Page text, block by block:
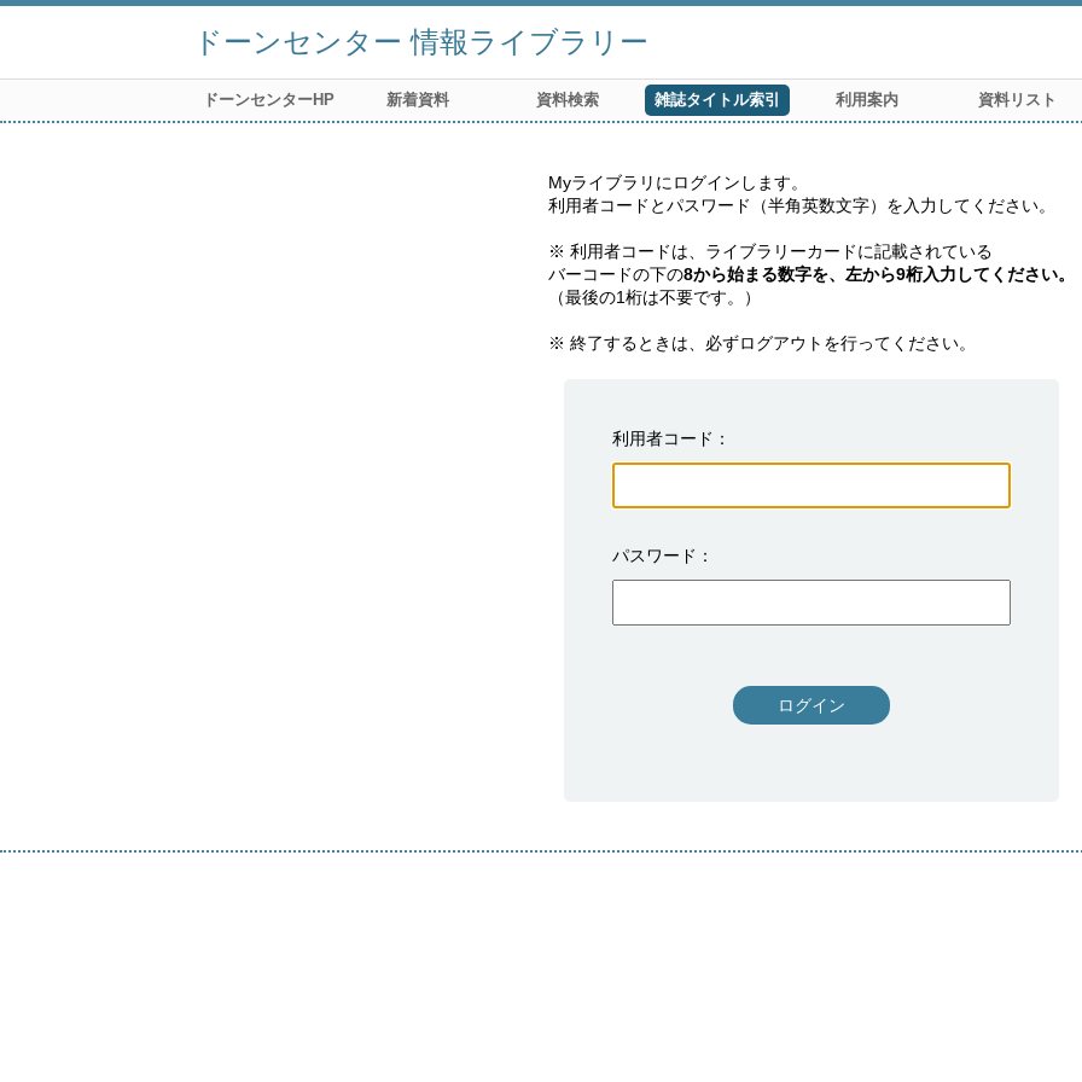
ドーンセンター 情報ライブラリー
ドーンセンターHP 新着資料 資料検索 雑誌タイトル索引 利用案内 資料リスト
Myライブラリにログインします。
利用者コードとパスワード（半角英数文字）を入力してください。
※ 利用者コードは、ライブラリーカードに記載されている
バーコードの下の8から始まる数字を、左から9桁入力してください。
（最後の1桁は不要です。）
※ 終了するときは、必ずログアウトを行ってください。
利用者コード
パスワード
ログイン